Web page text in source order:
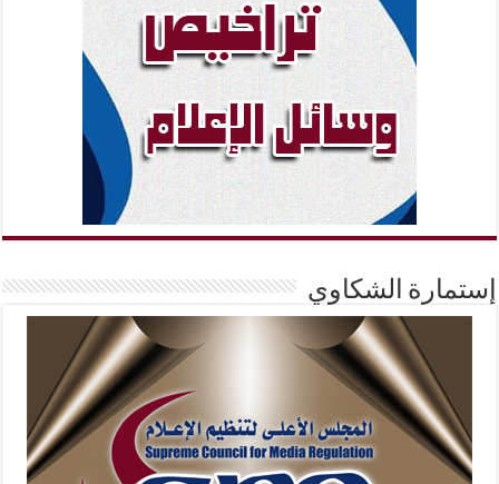
إستمارة الشكاوي